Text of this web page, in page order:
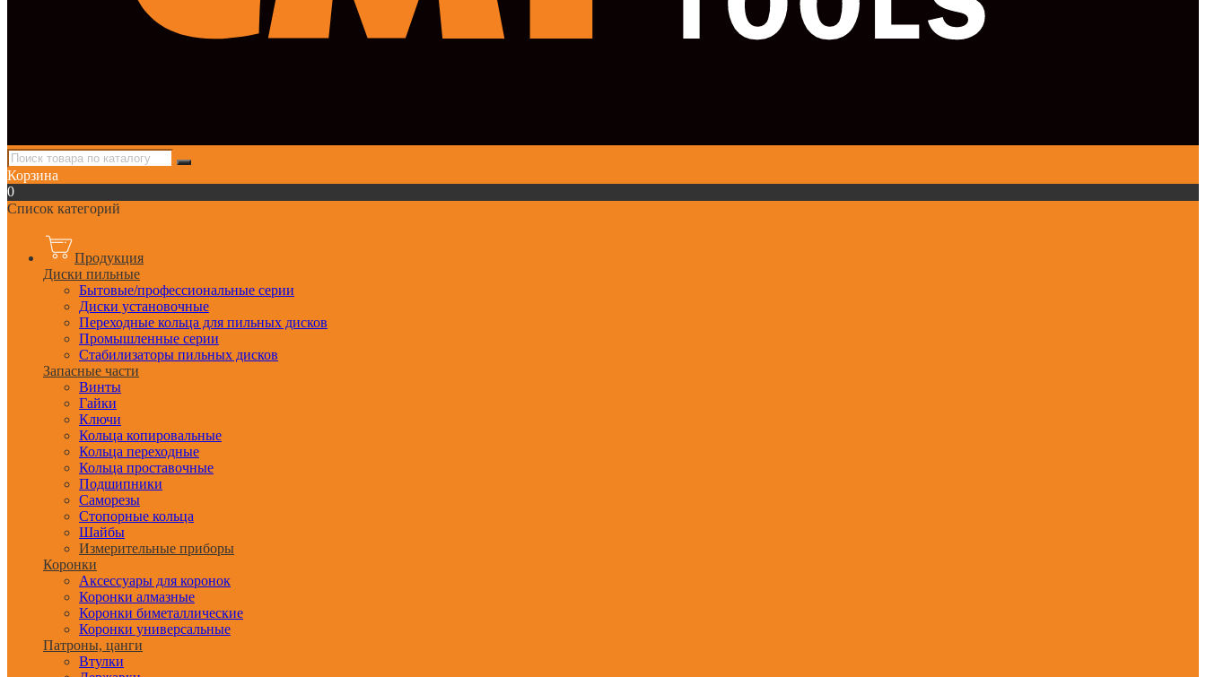
Корзина
0
Список категорий
Продукция
Диски пильные
Бытовые/профессиональные серии
Диски установочные
Переходные кольца для пильных дисков
Промышленные серии
Стабилизаторы пильных дисков
Запасные части
Винты
Гайки
Ключи
Кольца копировальные
Кольца переходные
Кольца проставочные
Подшипники
Саморезы
Стопорные кольца
Шайбы
Измерительные приборы
Коронки
Аксессуары для коронок
Коронки алмазные
Коронки биметаллические
Коронки универсальные
Патроны, цанги
Втулки